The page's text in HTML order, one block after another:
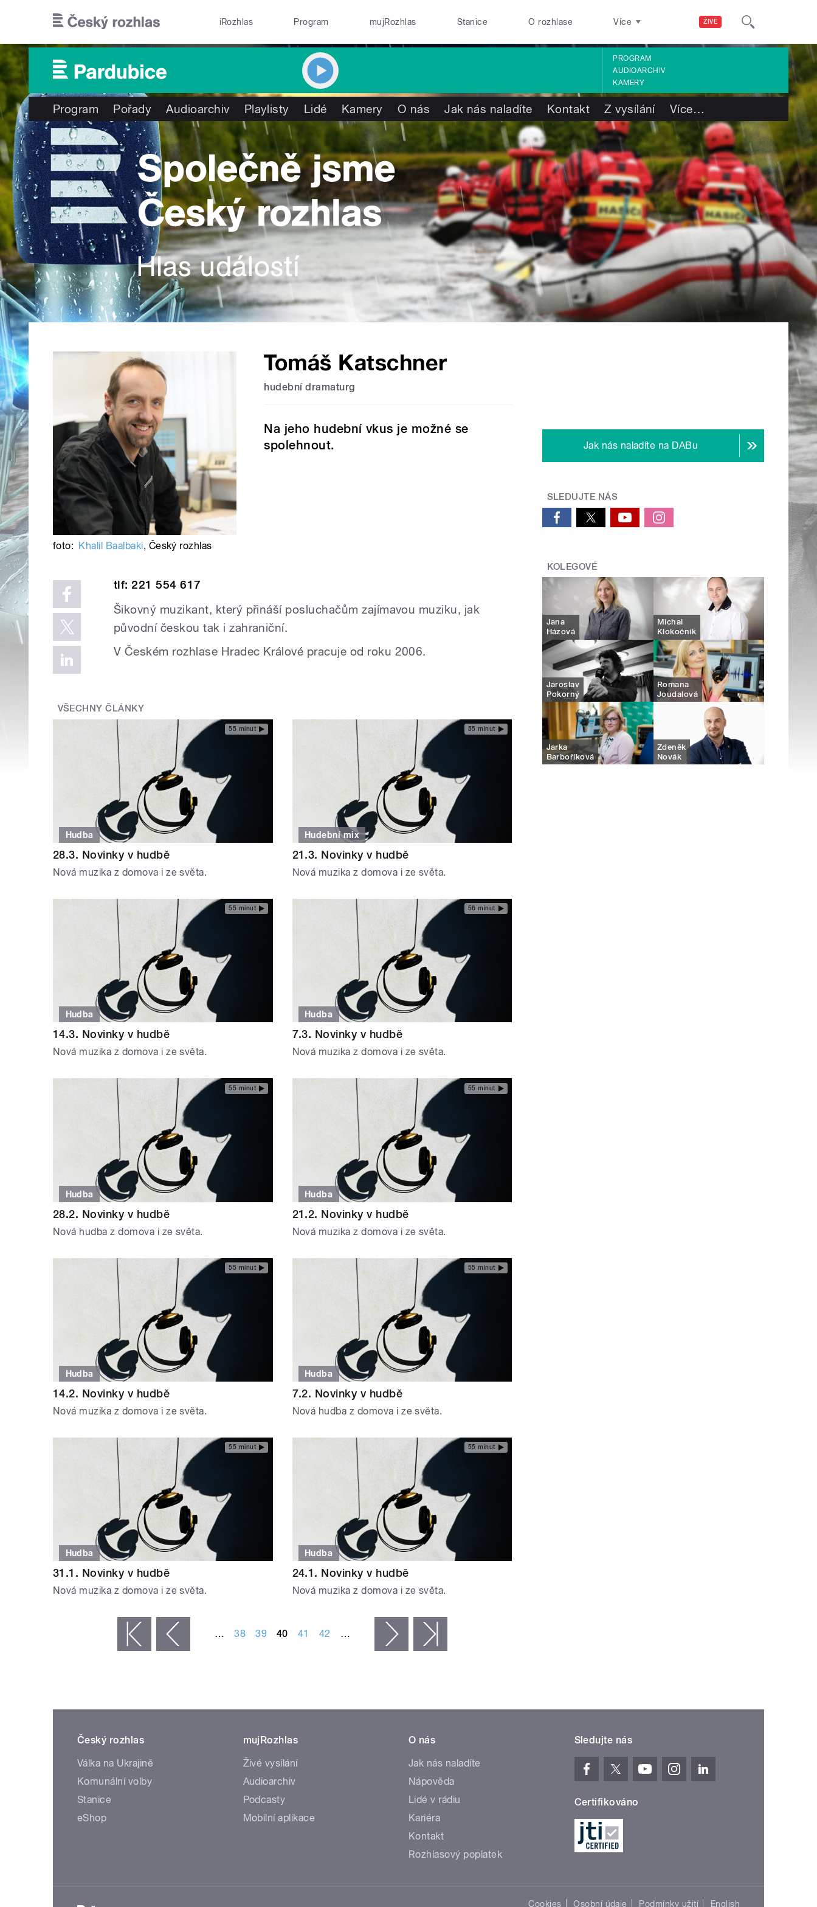
ŽIVĚ
iRozhlas Program mujRozhlas Stanice O rozhlase Více
PROGRAM
AUDIOARCHIV
KAMERY
Program Pořady Audioarchiv Playlisty Lidé Kamery O nás Jak nás naladíte Kontakt Z vysílání Více…
Tomáš Katschner
hudební dramaturg
Na jeho hudební vkus je možné se
spolehnout.
foto: Khalil Baalbaki, Český rozhlas
tlf: 221 554 617
Šikovný muzikant, který přináší posluchačům zajímavou muziku, jak
původní českou tak i zahraniční.
V Českém rozhlase Hradec Králové pracuje od roku 2006.
VŠECHNY ČLÁNKY
55 minut
Hudba
28.3. Novinky v hudbě
Nová muzika z domova i ze světa.
55 minut
Hudební mix
21.3. Novinky v hudbě
Nová muzika z domova i ze světa.
55 minut
Hudba
14.3. Novinky v hudbě
Nová muzika z domova i ze světa.
56 minut
Hudba
7.3. Novinky v hudbě
Nová muzika z domova i ze světa.
55 minut
Hudba
28.2. Novinky v hudbě
Nová hudba z domova i ze světa.
55 minut
Hudba
21.2. Novinky v hudbě
Nová muzika z domova i ze světa.
55 minut
Hudba
14.2. Novinky v hudbě
Nová muzika z domova i ze světa.
55 minut
Hudba
7.2. Novinky v hudbě
Nová hudba z domova i ze světa.
55 minut
Hudba
31.1. Novinky v hudbě
Nová muzika z domova i ze světa.
55 minut
Hudba
24.1. Novinky v hudbě
Nová muzika z domova i ze světa.
‹ předchozí … 38 39 40 41 42 … následující ›
Jak nás naladíte na DABu
SLEDUJTE NÁS
KOLEGOVÉ
Jana
Házová
Michal
Klokočník
Jaroslav
Pokorný
Romana
Joudalová
Jarka
Barboříková
Zdeněk
Novák
Český rozhlas
Válka na Ukrajině
Komunální volby
Stanice
eShop
mujRozhlas
Živé vysílání
Audioarchiv
Podcasty
Mobilní aplikace
O nás
Jak nás naladíte
Nápověda
Lidé v rádiu
Kariéra
Kontakt
Rozhlasový poplatek
Sledujte nás
Certifikováno
Cookies Osobní údaje Podmínky užití English